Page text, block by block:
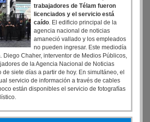
trabajadores de Télam fueron
licenciados y el servicio está
caído. El edificio principal de la
agencia nacional de noticias
amaneció vallado y los empleados
no pueden ingresar. Este mediodía
Diego Chaher, interventor de Medios Públicos,
de la Agencia Nacional de Noticias
siete días a partir de hoy. En simultáneo, el
servicio de información a través de cables
están disponibles el servicio de fotografías